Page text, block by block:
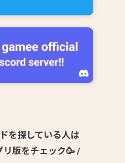
を探している人は
リ版をチェック🥳 /